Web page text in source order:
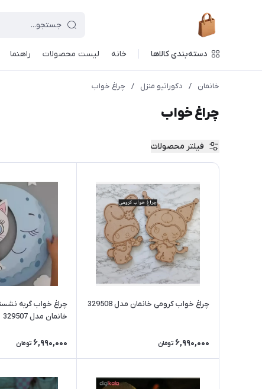
دسته‌بندی کالاها خانه لیست محصولات راهنما
خانمان / دکوراتیو منزل / چراغ خواب
چراغ خواب
فیلتر محصولات
چراغ خواب کرومی خانمان مدل 329508
6,990,000 تومان
چراغ خواب گربه
خانمان مدل 329507
6,990,000 تومان